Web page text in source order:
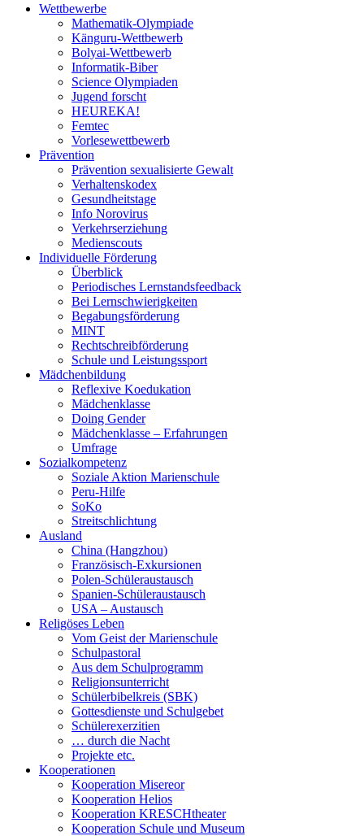
Wettbewerbe
Mathematik-Olympiade
Känguru-Wettbewerb
Bolyai-Wettbewerb
Informatik-Biber
Science Olympiaden
Jugend forscht
HEUREKA!
Femtec
Vorlesewettbewerb
Prävention
Prävention sexualisierte Gewalt
Verhaltenskodex
Gesundheitstage
Info Norovirus
Verkehrserziehung
Medienscouts
Individuelle Förderung
Überblick
Periodisches Lernstandsfeedback
Bei Lernschwierigkeiten
Begabungsförderung
MINT
Rechtschreibförderung
Schule und Leistungssport
Mädchenbildung
Reflexive Koedukation
Mädchenklasse
Doing Gender
Mädchenklasse – Erfahrungen
Umfrage
Sozialkompetenz
Soziale Aktion Marienschule
Peru-Hilfe
SoKo
Streitschlichtung
Ausland
China (Hangzhou)
Französisch-Exkursionen
Polen-Schüleraustausch
Spanien-Schüleraustausch
USA – Austausch
Religöses Leben
Vom Geist der Marienschule
Schulpastoral
Aus dem Schulprogramm
Religionsunterricht
Schülerbibelkreis (SBK)
Gottesdienste und Schulgebet
Schülerexerzitien
… durch die Nacht
Projekte etc.
Kooperationen
Kooperation Misereor
Kooperation Helios
Kooperation KRESCHtheater
Kooperation Schule und Museum